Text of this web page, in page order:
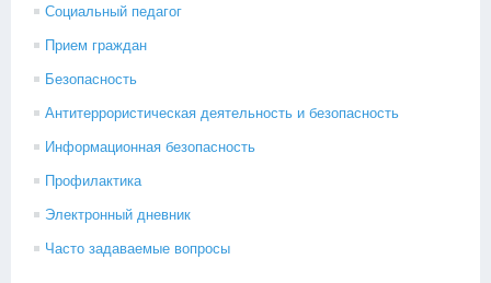
Социальный педагог
Прием граждан
Безопасность
Антитеррористическая деятельность и безопасность
Информационная безопасность
Профилактика
Электронный дневник
Часто задаваемые вопросы